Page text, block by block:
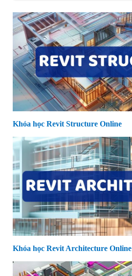
Khóa học Revit Structure Online
Khóa học Revit Architecture Online